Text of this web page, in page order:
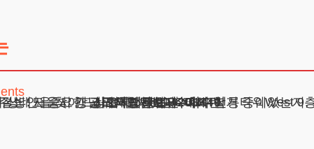
는지 등에 따라 배상액이 달라질 수 있습니다. 가장 적절한 해결방안을 찾아드리도록 하겠습니다.
상호 : 법무법인 테헤란
사업자 : 589-86-01340
대표자 : 이수학
소 : 서울시 강남구 테헤란로 420, KT선릉타워West 9
광고책임변호사 : 이수학